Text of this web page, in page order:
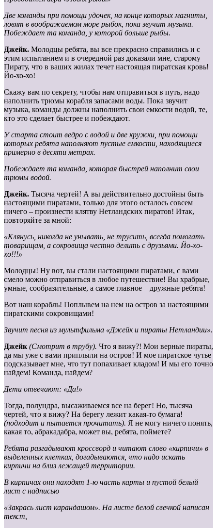
Две команды при помощи удочек, на конце которых магниты,
ловят в воображаемом море рыбок, пока звучит музыка.
Побеждает та команда, у которой больше рыбы.
Джейк. Молодцы ребята, вы все прекрасно справились и с
этим испытанием и в очередной раз доказали мне, старому
Пирату, что в ваших жилах течет настоящая пиратская кровь!
Йо-хо-хо!
Скажу вам по секрету, чтобы нам отправиться в путь, надо
наполнить трюмы корабля запасами воды. Пока звучит
музыка, команды должны наполнить свои емкости водой, те,
кто это сделает быстрее и побеждают.
У старта стоит ведро с водой и две кружки, при помощи
которых ребята наполняют пустые емкости, находящиеся
примерно в десяти метрах.
Побеждает та команда, которая быстрей наполнит свои
трюмы водой.
Джейк. Тысяча чертей! А вы действительно достойны быть
настоящими пиратами, только для этого осталось совсем
ничего – произнести клятву Нетландских пиратов! Итак,
повторяйте за мной:
«Клянусь, никогда не унывать, не трусить, всегда помогать
товарищам, а сокровища честно делить с друзьями. Йо-хо-
хо!!!»
Молодцы! Ну вот, вы стали настоящими пиратами, с вами
смело можно отправиться в любое путешествие! Вы храбрые,
умные, сообразительные, а самое главное – дружные ребята!
Вот наш корабль! Поплывем на нем на остров за настоящими
пиратскими сокровищами!
Звучит песня из мультфильма «Джейк и пираты Нетландии».
Джейк (Смотрит в трубу). Что я вижу?! Мои верные пираты,
да мы уже с вами приплыли на остров! И мое пиратское чутье
подсказывает мне, что тут попахивает кладом! И мы его точно
найдем! Команда, найдем?
Дети отвечают: «Да!»
Тогда, полундра, высаживаемся все на берег! Но, тысяча
чертей, что я вижу? На берегу лежит какая-то бумага!
(подходит и пытается прочитать). Я не могу ничего понять,
какая то, абракадабра, может вы, ребята, поймете?
Ребята разгадывают кроссворд и читают слово «кирпичи» в
выделенных клетках, догадываются, что надо искать
кирпичи на близ лежащей территории.
В кирпичах они находят 1-ю часть карты и пустой белый
лист с надписью
«Закрась лист карандашом». На листе белой свечкой написан
текст,